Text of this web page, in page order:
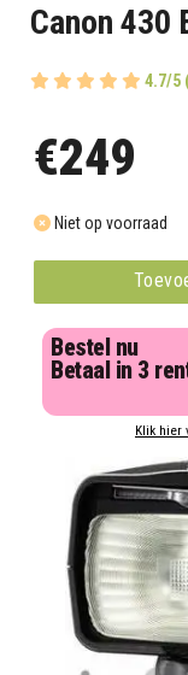
Canon 430
4.7/5
€249
Niet op voorraad
Bestel nu
Betaal in 3
Klik hier